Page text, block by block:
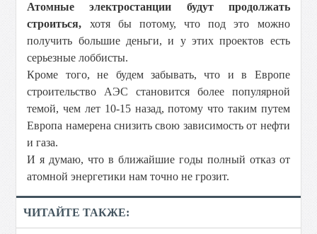
Атомные электростанции будут продолжать
строиться, хотя бы потому, что под это можно
получить большие деньги, и у этих проектов есть
серьезные лоббисты.
Кроме того, не будем забывать, что и в Европе
строительство АЭС становится более популярной
темой, чем лет 10-15 назад, потому что таким путем
Европа намерена снизить свою зависимость от нефти
и газа.
И я думаю, что в ближайшие годы полный отказ от
атомной энергетики нам точно не грозит.
ЧИТАЙТЕ ТАКЖЕ: